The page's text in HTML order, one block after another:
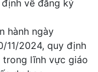
định về đăng ký
hành ngày
11/2024, quy định
lĩnh vực giáo